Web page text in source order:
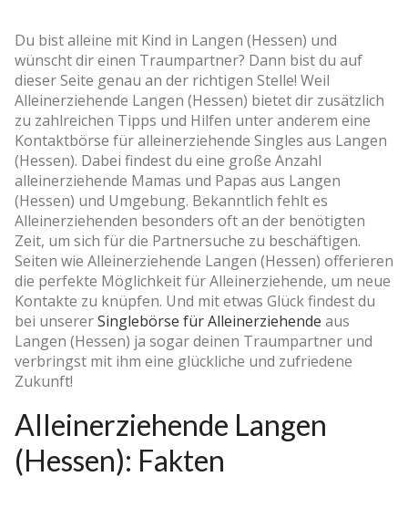
Du bist alleine mit Kind in Langen (Hessen) und
wünscht dir einen Traumpartner? Dann bist du auf
dieser Seite genau an der richtigen Stelle! Weil
Alleinerziehende Langen (Hessen) bietet dir zusätzlich
zu zahlreichen Tipps und Hilfen unter anderem eine
Kontaktbörse für alleinerziehende Singles aus Langen
(Hessen). Dabei findest du eine große Anzahl
alleinerziehende Mamas und Papas aus Langen
(Hessen) und Umgebung. Bekanntlich fehlt es
Alleinerziehenden besonders oft an der benötigten
Zeit, um sich für die Partnersuche zu beschäftigen.
Seiten wie Alleinerziehende Langen (Hessen) offerieren
die perfekte Möglichkeit für Alleinerziehende, um neue
Kontakte zu knüpfen. Und mit etwas Glück findest du
bei unsererSinglebörse für Alleinerziehende aus
Langen (Hessen) ja sogar deinen Traumpartner und
verbringst mit ihm eine glückliche und zufriedene
Zukunft!
Alleinerziehende Langen
(Hessen): Fakten